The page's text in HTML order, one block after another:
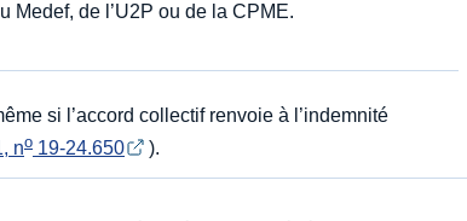
Medef, de l’U2P ou de la CPME.
si l’accord collectif renvoie à l’indemnité
no 19-24.650 ).